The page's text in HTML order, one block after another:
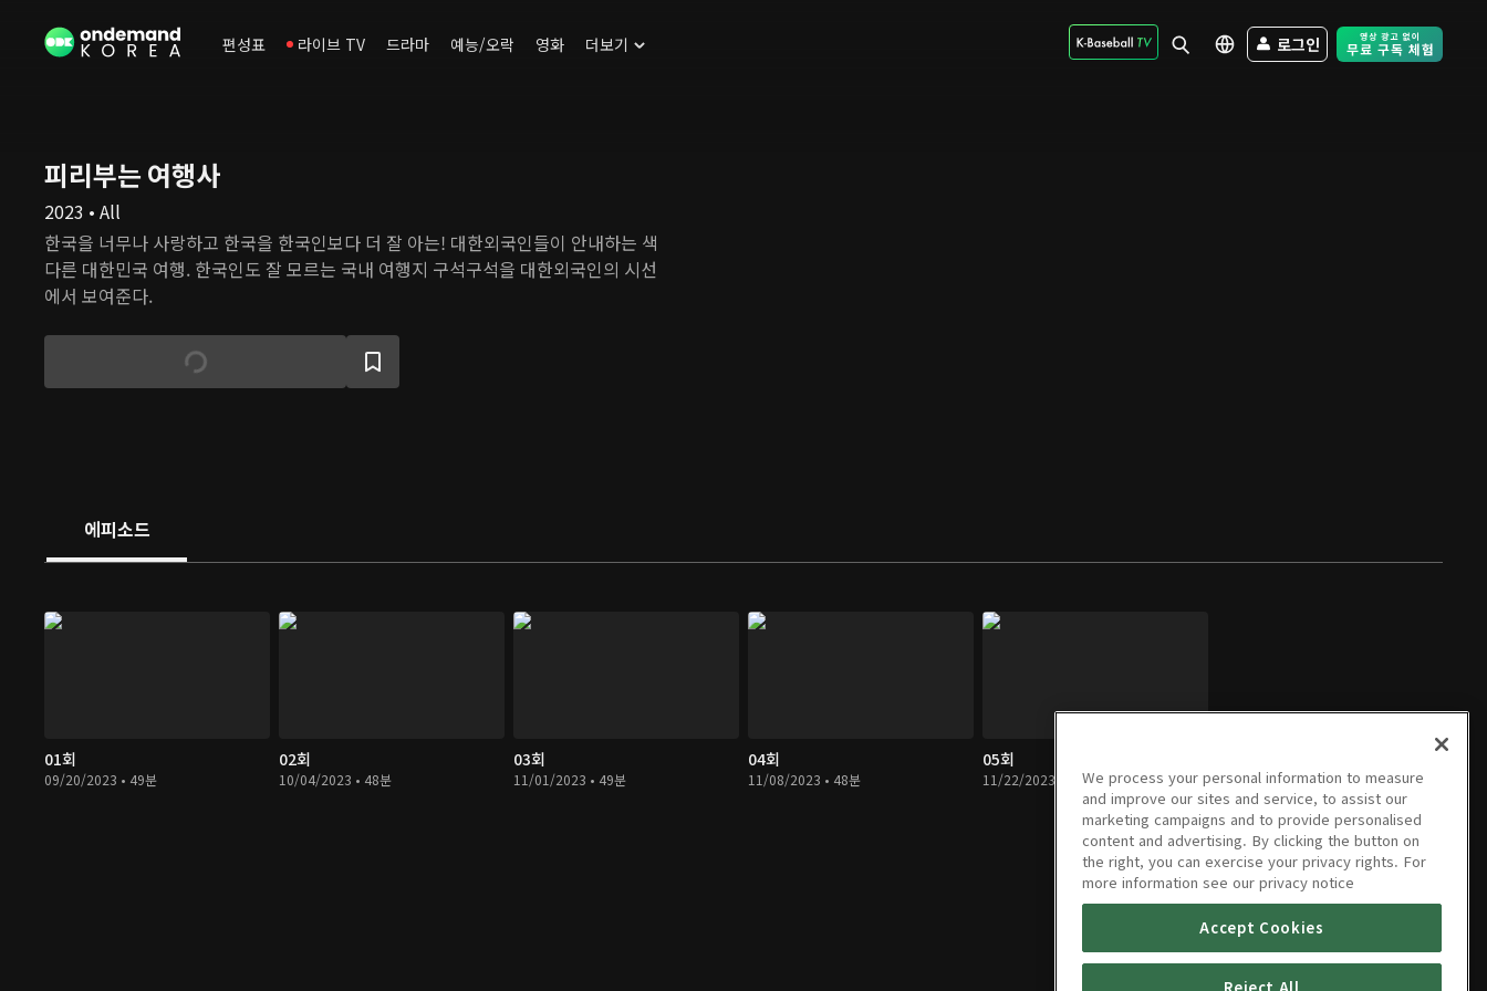
편성표 라이브 TV 드라마 예능/오락 영화 더보기 로그인 Free Trial -
피리부는 여행사
2023 • All
한국을 너무나 사랑하고 한국을 한국인보다 더 잘 아는! 대한외국인들이 안내하는 색
다른 대한민국 여행. 한국인도 잘 모르는 국내 여행지 구석구석을 대한외국인의 시선
에서 보여준다.
에피소드
01회
09/20/2023 • 49분
02회
10/04/2023 • 48분
03회
11/01/2023 • 49분
04회
11/08/2023 • 48분
05회
11/22/2023 • 48분We process your personal information to measure
and improve our sites and service, to assist our
marketing campaigns and to provide personalised
content and advertising. By clicking the button on
the right, you can exercise your privacy rights. For
more information see our privacy notice
Accept Cookies